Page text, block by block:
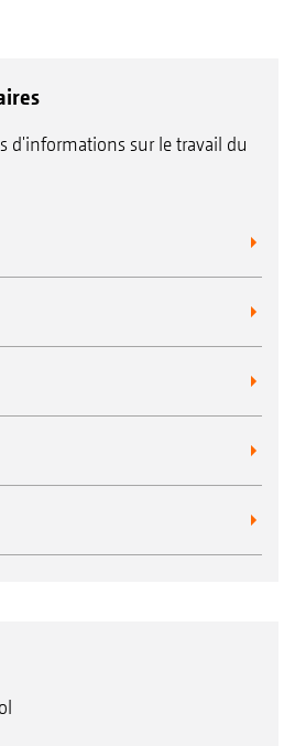
d'informations sur le travail du